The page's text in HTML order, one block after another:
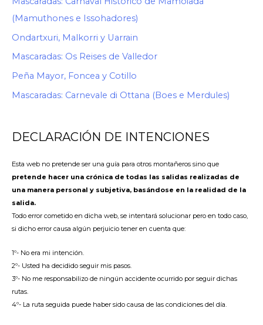
(Mamuthones e Issohadores)
Ondartxuri, Malkorri y Uarrain
Mascaradas: Os Reises de Valledor
Peña Mayor, Foncea y Cotillo
Mascaradas: Carnevale di Ottana (Boes e Merdules)
DECLARACIÓN DE INTENCIONES
Esta web no pretende ser una guía para otros montañeros sino que
pretende hacer una crónica de todas las salidas realizadas de
una manera personal y subjetiva, basándose en la realidad de la
salida.
Todo error cometido en dicha web, se intentará solucionar pero en todo caso,
si dicho error causa algún perjuicio tener en cuenta que:
1º- No era mi intención.
2º- Usted ha decidido seguir mis pasos.
3º- No me responsabilizo de ningún accidente ocurrido por seguir dichas
rutas.
4º- La ruta seguida puede haber sido causa de las condiciones del día.